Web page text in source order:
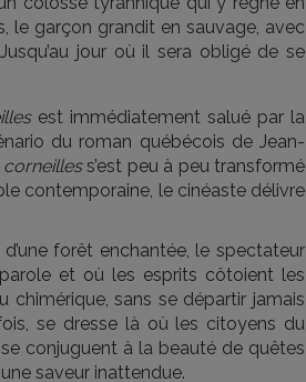
le garçon grandit en sauvage, avec
jour où il sera obligé de se
est immédiatement salué par la
du roman québécois de Jean-
s’est peu à peu transformé
contemporaine, le cinéaste délivre
forêt enchantée, le spectateur
et où les esprits côtoient les
sans se départir jamais
se dresse là où les citoyens du
conjuguent à la beauté de quêtes
saveur inattendue.